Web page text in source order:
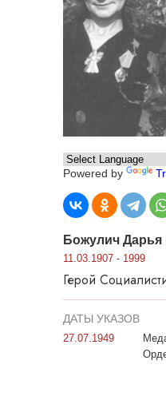
Powered by
Божулич
11.03.1907 - 1999
Герой
ДАТЫ УКАЗОВ
27.07.1949